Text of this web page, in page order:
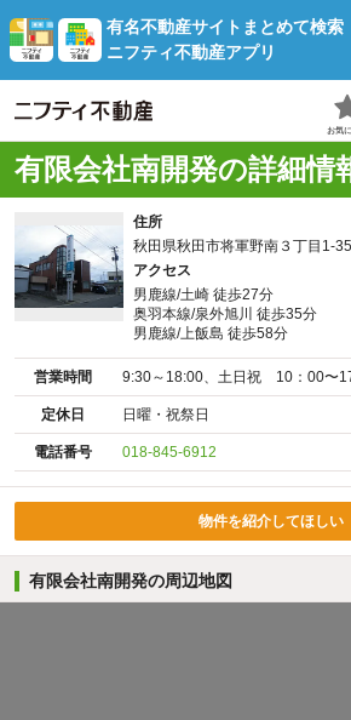
有名不動産サイトまとめて検索
ニフティ不動産アプリ
お気
有限会社南開発の詳細情
住所
秋田県秋田市将軍野南３丁目1-35
アクセス
男鹿線/土崎 徒歩27分
奥羽本線/泉外旭川 徒歩35分
男鹿線/上飯島 徒歩58分
営業時間 9:30～18:00、土日祝 10：00〜
定休日 日曜・祝祭日
電話番号 018-845-6912
物件を紹介してほしい
有限会社南開発の周辺地図